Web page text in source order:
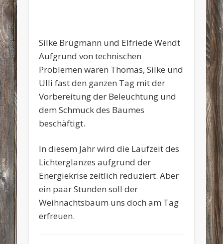
Silke Brügmann und Elfriede Wendt
Aufgrund von technischen
Problemen waren Thomas, Silke und
Ulli fast den ganzen Tag mit der
Vorbereitung der Beleuchtung und
dem Schmuck des Baumes
beschäftigt.
In diesem Jahr wird die Laufzeit des
Lichterglanzes aufgrund der
Energiekrise zeitlich reduziert. Aber
ein paar Stunden soll der
Weihnachtsbaum uns doch am Tag
erfreuen.